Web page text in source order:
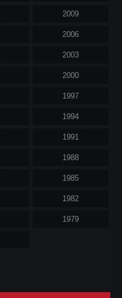
2009
2006
2003
2000
1997
1994
1991
1988
1985
1982
1979